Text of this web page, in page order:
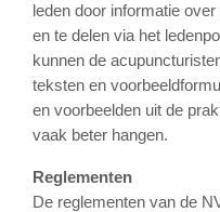
leden door informatie
en te delen via het
kunnen de
teksten en
en voorbeelden uit de
vaak beter hangen.
Reglementen
De reglementen van de